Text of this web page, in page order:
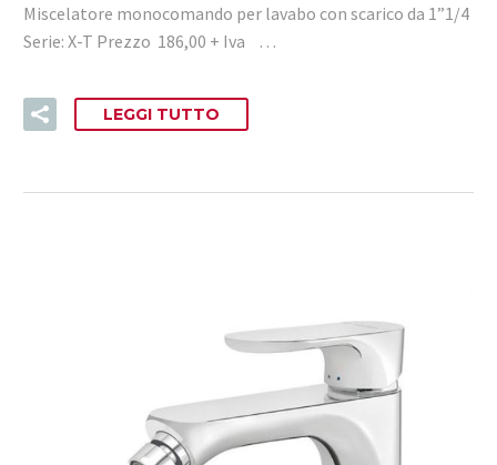
Miscelatore monocomando per lavabo con scarico da 1”1/4
Serie: X-T Prezzo 186,00 + Iva …
LEGGI TUTTO